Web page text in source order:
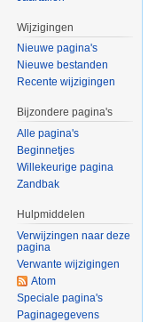
Wijzigingen
Nieuwe pagina's
Nieuwe bestanden
Recente wijzigingen
Bijzondere pagina's
Alle pagina's
Beginnetjes
Willekeurige pagina
Zandbak
Hulpmiddelen
Verwijzingen naar deze
pagina
Verwante wijzigingen
Atom
Speciale pagina's
Paginagegevens